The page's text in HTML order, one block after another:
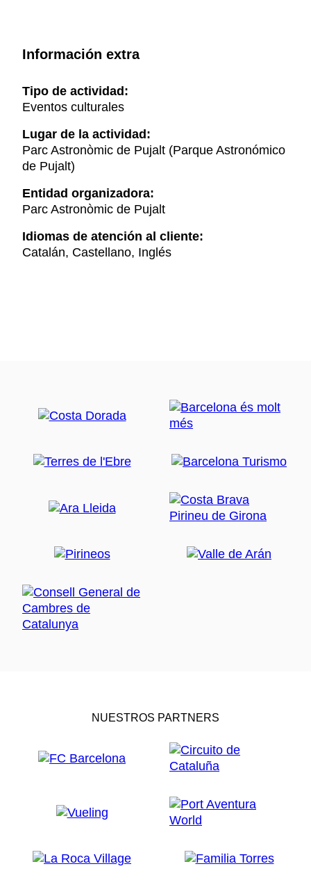
Información extra
Tipo de actividad:
Eventos culturales
Lugar de la actividad:
Parc Astronòmic de Pujalt (Parque Astronómico
de Pujalt)
Entidad organizadora:
Parc Astronòmic de Pujalt
Idiomas de atención al cliente:
Catalán, Castellano, Inglés
NUESTROS PARTNERS